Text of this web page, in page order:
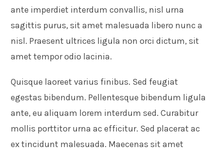
ante imperdiet interdum convallis, nisl urna
sagittis purus, sit amet malesuada libero nunc a
nisl. Praesent ultrices ligula non orci dictum, sit
amet tempor odio lacinia.
Quisque laoreet varius finibus. Sed feugiat
egestas bibendum. Pellentesque bibendum ligula
ante, eu aliquam lorem interdum sed. Curabitur
mollis porttitor urna ac efficitur. Sed placerat ac
ex tincidunt malesuada. Maecenas sit amet